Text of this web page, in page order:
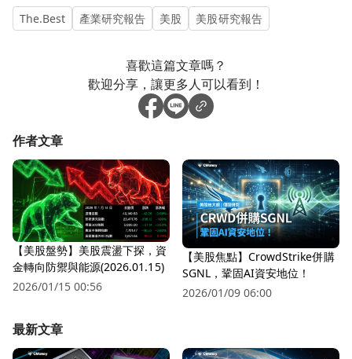
The.Best 產業研究報告 美股 美股研究報告
喜歡這篇文章嗎？
歡迎分享，讓更多人可以看到！
作者文章
【美股盤勢】美股震盪下探，資
金轉向防禦與能源(2026.01.15)
2026/01/15 00:56
【美股焦點】CrowdStrike併購
SGNL，鞏固AI資安地位！
2026/01/09 06:00
最新文章